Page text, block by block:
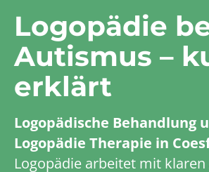
Logopädie
Autismus –
erklärt
Logopädische Behandlung
Logopädie Therapie in
Logopädie arbeitet mit